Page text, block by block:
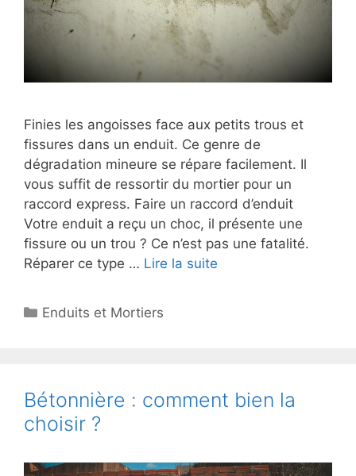
Finies les angoisses face aux petits trous et
fissures dans un enduit. Ce genre de
dégradation mineure se répare facilement. Il
vous suffit de ressortir du mortier pour un
raccord express. Faire un raccord d’enduit
Votre enduit a reçu un choc, il présente une
fissure ou un trou ? Ce n’est pas une fatalité.
Réparer ce type … Lire la suite
Catégories
Enduits et Mortiers
Bétonnière : comment bien la
choisir ?